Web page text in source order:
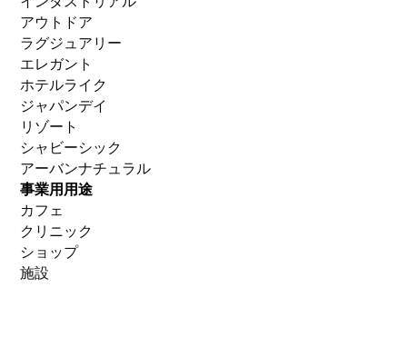
アウトドア
ラグジュアリー
エレガント
ホテルライク
ジャパンデイ
リゾート
シャビーシック
アーバンナチュラル
事業用用途
カフェ
クリニック
ショップ
施設